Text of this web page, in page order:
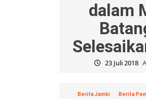
dalam
23 Juli 2018
Berita Jambi Berita